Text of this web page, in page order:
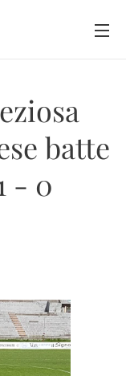
batte
- 0